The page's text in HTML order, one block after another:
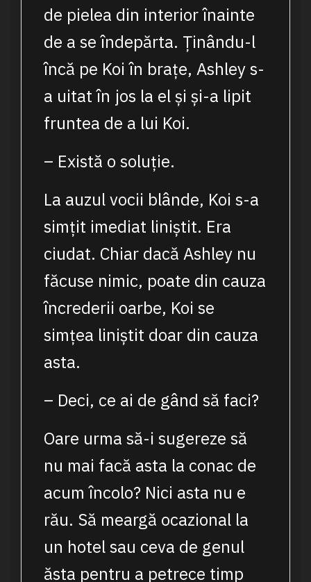
de pielea din interior înainte
de a se îndepărta. Ținându-l
încă pe Koi în brațe, Ashley s-
a uitat în jos la el și și-a lipit
fruntea de a lui Koi.
– Există o soluție.
La auzul vocii blânde, Koi s-a
simțit imediat liniștit. Era
ciudat. Chiar dacă Ashley nu
făcuse nimic, poate din cauza
încrederii oarbe, Koi se
simțea liniștit doar din cauza
asta.
– Deci, ce ai de gând să faci?
Oare urma să-i sugereze să
nu mai facă asta la conac de
acum încolo? Nici asta nu e
rău. Să meargă ocazional la
un hotel sau ceva de genul
ăsta pentru a petrece timp